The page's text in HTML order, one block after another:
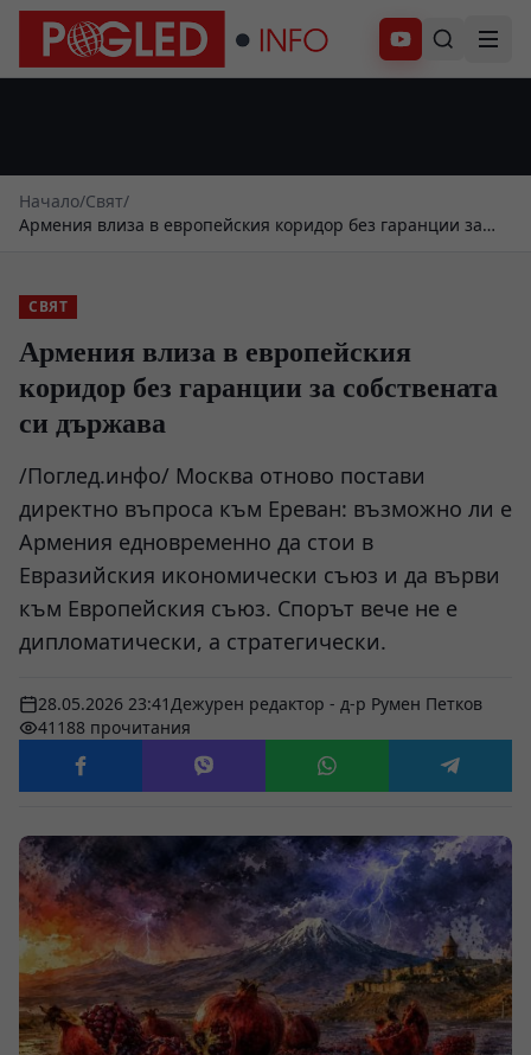
Абонирай се
Начало/Свят/
Армения влиза в европейския коридор без гаранции за
СВЯТ
Армения влиза в европейския
коридор без гаранции за собствената
си държава
/Поглед.инфо/ Москва отново постави
директно въпроса към Ереван: възможно ли е
Армения едновременно да стои в
Евразийския икономически съюз и да върви
към Европейския съюз. Спорът вече не е
дипломатически, а стратегически.
28.05.2026 23:41Дежурен редактор - д-р Румен Петков
41188 прочитания